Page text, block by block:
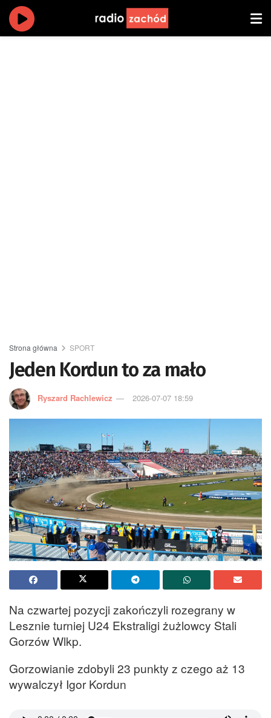
Strona główna SPORT
Jeden Kordun to za mało
Ryszard Rachlewicz 2026-07-07 18:59
Na czwartej pozycji zakończyli rozegrany w
Lesznie turniej U24 Ekstraligi żużlowcy Stali
Gorzów Wlkp.
Gorzowianie zdobyli 23 punkty z czego aż 13
wywalczył Igor Kordun